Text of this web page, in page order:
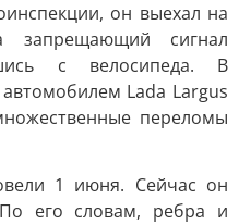
он выехал на
запрещающий сигнал
с велосипеда. В
автомобилем Lada Largus
переломы
1 июня. Сейчас он
его словам, ребра и